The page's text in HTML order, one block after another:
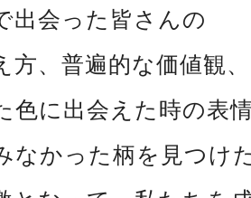
出会った皆さんの
、普遍的な価値観、
色に出会えた時の表
なかった柄を見つけ